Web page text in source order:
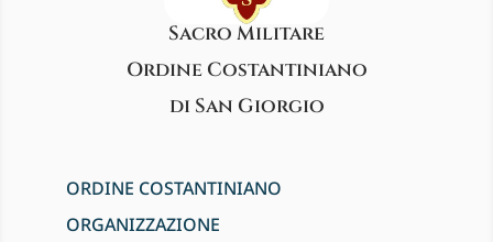
Sacro Militare
Ordine Costantiniano
di San Giorgio
ORDINE COSTANTINIANO
ORGANIZZAZIONE